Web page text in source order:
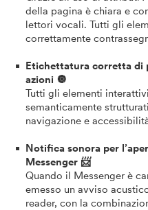
della pagina è chiara e
lettori vocali. Tutti gli
correttamente
Etichettatura corretta di
azioni 🔘
Tutti gli elementi
semanticamente
navigazione e
Notifica sonora per
Messenger 📨
Quando il Messenger è
emesso un avviso
reader, con la